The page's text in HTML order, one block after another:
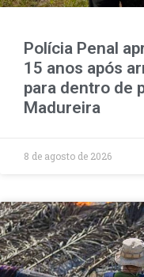
Polícia Penal
15 anos após
para dentro de
Madureira
8 de agosto de 2026